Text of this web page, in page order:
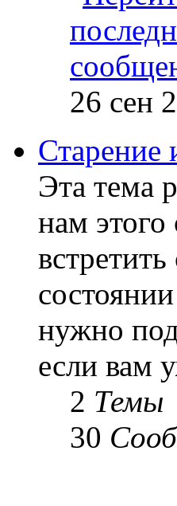
26 сен
Старение
Эта тема
нам
нужно
если вам
2 Темы
30